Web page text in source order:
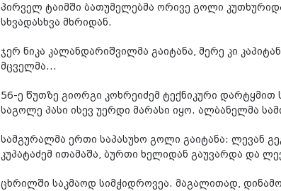
პირველ ტაიმში ბათუმელებმა ორივე გოლი
სხვადასხვა მხრიდან.
ჯერ ნიკა კალანდარიშვილმა გაიტანა, მერე კი
მცველმა...
56-ე წუთზე გიორგი კოხრეიძემ ტექნიკური დარტყმით
საგოლე პასი ისევ უერდი მარასი იყო. ალბანელმა
სამგურალმა ერთი საპასუხო გოლი გაიტანა: ლევან
კუპატაძემ ითამაშა, ბურთი ხელიდან გაუვარდა და
ცხრილში საკმაოდ სიმჭიდროვეა. მაგალითად,